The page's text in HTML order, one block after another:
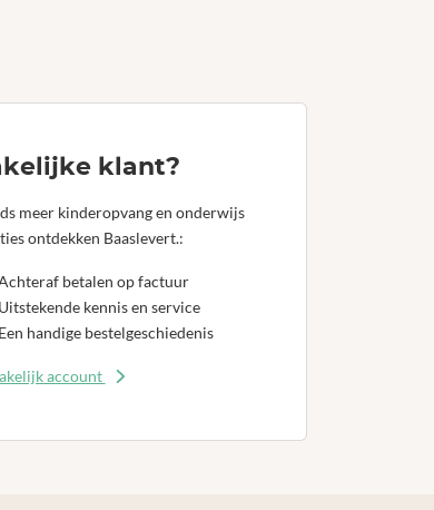
klant?
meer kinderopvang en onderwijs
ontdekken Baaslevert.:
betalen op factuur
Uitstekende kennis en service
Een handige bestelgeschiedenis
account